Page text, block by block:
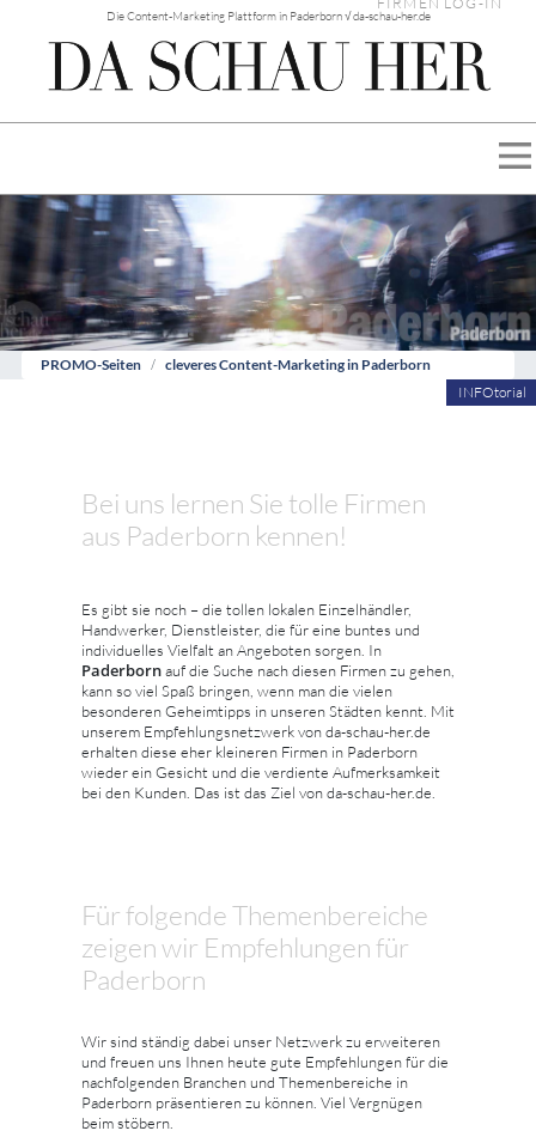
Die Content-Marketing Plattform in Paderborn √ da-schau-her.de
PROMO-Seiten cleveres Content-Marketing in Paderborn
INFOtorial
Bei uns lernen Sie tolle Firmen
aus Paderborn kennen!
Es gibt sie noch – die tollen lokalen Einzelhändler,
Handwerker, Dienstleister, die für eine buntes und
individuelles Vielfalt an Angeboten sorgen. In
Paderbornauf die Suche nach diesen Firmen zu gehen,
kann so viel Spaß bringen, wenn man die vielen
besonderen Geheimtipps in unseren Städten kennt. Mit
unserem Empfehlungsnetzwerk von da-schau-her.de
erhalten diese eher kleineren Firmen in Paderborn
wieder ein Gesicht und die verdiente Aufmerksamkeit
bei den Kunden. Das ist das Ziel von da-schau-her.de.
Für folgende Themenbereiche
zeigen wir Empfehlungen für
Paderborn
Wir sind ständig dabei unser Netzwerk zu erweiteren
und freuen uns Ihnen heute gute Empfehlungen für die
nachfolgenden Branchen und Themenbereiche in
Paderborn präsentieren zu können. Viel Vergnügen
beim stöbern.